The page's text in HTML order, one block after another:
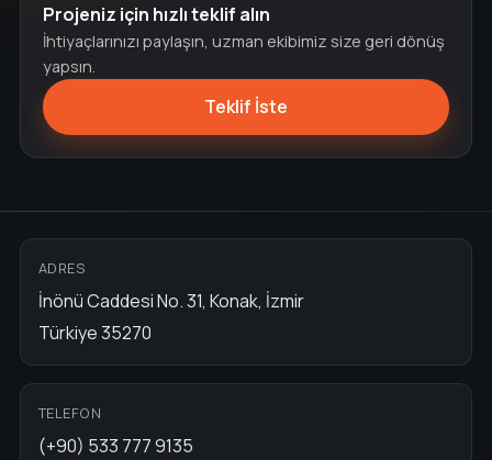
Projeniz için hızlı teklif alın
İhtiyaçlarınızı paylaşın, uzman ekibimiz size geri dönüş
yapsın.
Teklif İste
ADRES
İnönü Caddesi No. 31, Konak, İzmir
Türkiye 35270
TELEFON
(+90) 533 777 9135